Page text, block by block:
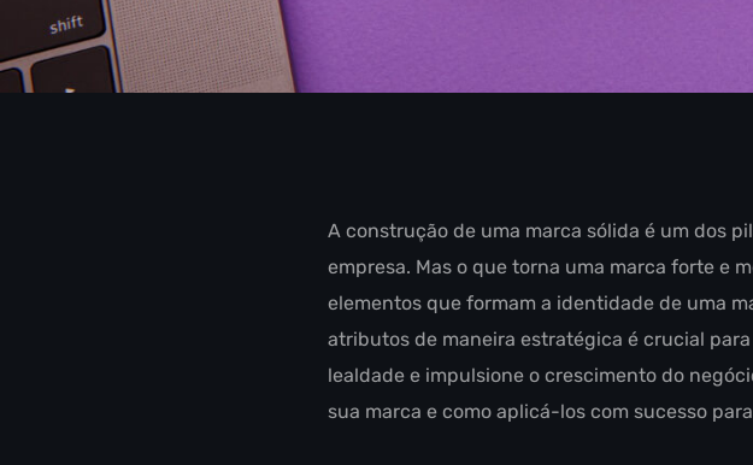
A construção de uma marca sólida é um dos
empresa. Mas o que torna uma marca forte e
elementos que formam a identidade de uma
atributos de maneira estratégica é crucial
lealdade e impulsione o crescimento do
sua marca e como aplicá-los com sucesso